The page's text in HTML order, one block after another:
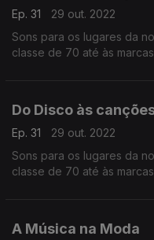
Ep. 31
29 out. 2022
Sons para os lugares da
classe de 70 até às
Do Disco às
Ep. 31
29 out. 2022
Sons para os lugares da
classe de 70 até às
A Música na Moda